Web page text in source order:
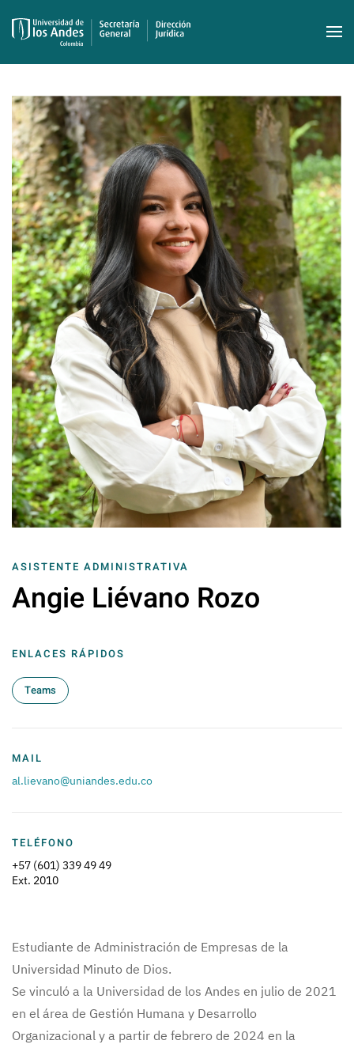
Skip to main content
ASISTENTE ADMINISTRATIVA
Angie Liévano Rozo
ENLACES RÁPIDOS
Teams
MAIL
al.lievano@uniandes.edu.co
TELÉFONO
+57 (601) 339 49 49
Ext. 2010
Estudiante de Administración de Empresas de la
Universidad Minuto de Dios.
Se vinculó a la Universidad de los Andes en julio de 2021
en el área de Gestión Humana y Desarrollo
Organizacional y a partir de febrero de 2024 en la